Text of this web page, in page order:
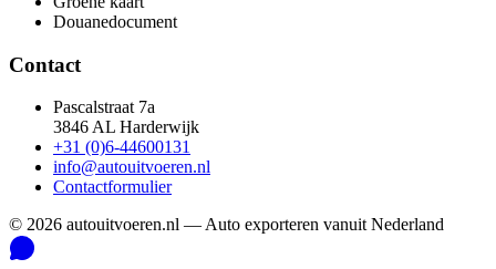
Douanedocument
Contact
Pascalstraat 7a
3846 AL Harderwijk
+31 (0)6-44600131
info@autouitvoeren.nl
Contactformulier
© 2026 autouitvoeren.nl — Auto exporteren vanuit Nederland